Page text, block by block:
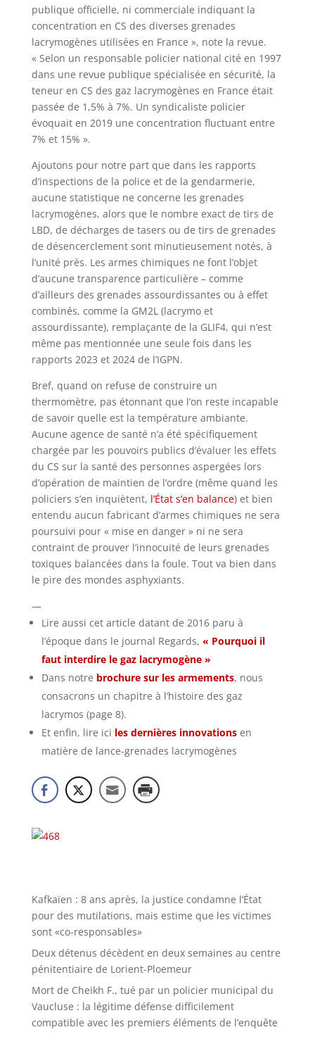
publique officielle, ni commerciale indiquant la
concentration en CS des diverses grenades
lacrymogènes utilisées en France », note la revue.
« Selon un responsable policier national cité en 1997
dans une revue publique spécialisée en sécurité, la
teneur en CS des gaz lacrymogènes en France était
passée de 1,5% à 7%. Un syndicaliste policier
évoquait en 2019 une concentration fluctuant entre
7% et 15% ».
Ajoutons pour notre part que dans les rapports
d’inspections de la police et de la gendarmerie,
aucune statistique ne concerne les grenades
lacrymogènes, alors que le nombre exact de tirs de
LBD, de décharges de tasers ou de tirs de grenades
de désencerclement sont minutieusement notés, à
l’unité près. Les armes chimiques ne font l’objet
d’aucune transparence particulière – comme
d’ailleurs des grenades assourdissantes ou à effet
combinés, comme la GM2L (lacrymo et
assourdissante), remplaçante de la GLIF4, qui n’est
même pas mentionnée une seule fois dans les
rapports 2023 et 2024 de l’IGPN.
Bref, quand on refuse de construire un
thermomètre, pas étonnant que l’on reste incapable
de savoir quelle est la température ambiante.
Aucune agence de santé n’a été spécifiquement
chargée par les pouvoirs publics d’évaluer les effets
du CS sur la santé des personnes aspergées lors
d’opération de maintien de l’ordre (même quand les
policiers s’en inquiètent, l’État s’en balance) et bien
entendu aucun fabricant d’armes chimiques ne sera
poursuivi pour « mise en danger » ni ne sera
contraint de prouver l’innocuité de leurs grenades
toxiques balancées dans la foule. Tout va bien dans
le pire des mondes asphyxiants.
—
Lire aussi cet article datant de 2016 paru à
l’époque dans le journal Regards, « Pourquoi il
faut interdire le gaz lacrymogène »
Dans notre brochure sur les armements, nous
consacrons un chapitre à l’histoire des gaz
lacrymos (page 8).
Et enfin, lire ici les dernières innovationsen
matière de lance-grenades lacrymogènes
Kafkaïen : 8 ans après, la justice condamne l’État
pour des mutilations, mais estime que les victimes
sont «co-responsables»
Deux détenus décèdent en deux semaines au centre
pénitentiaire de Lorient-Ploemeur
Mort de Cheikh F., tué par un policier municipal du
Vaucluse : la légitime défense difficilement
compatible avec les premiers éléments de l’enquête